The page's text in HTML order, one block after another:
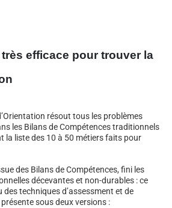
efficace pour trouver la
résout tous les problèmes
les Bilans de Compétences traditionnels
la liste des 10 à 50 métiers faits pour
des Bilans de Compétences, fini les
décevantes et non-durables : ce
techniques d’assessment et de
sous deux versions :